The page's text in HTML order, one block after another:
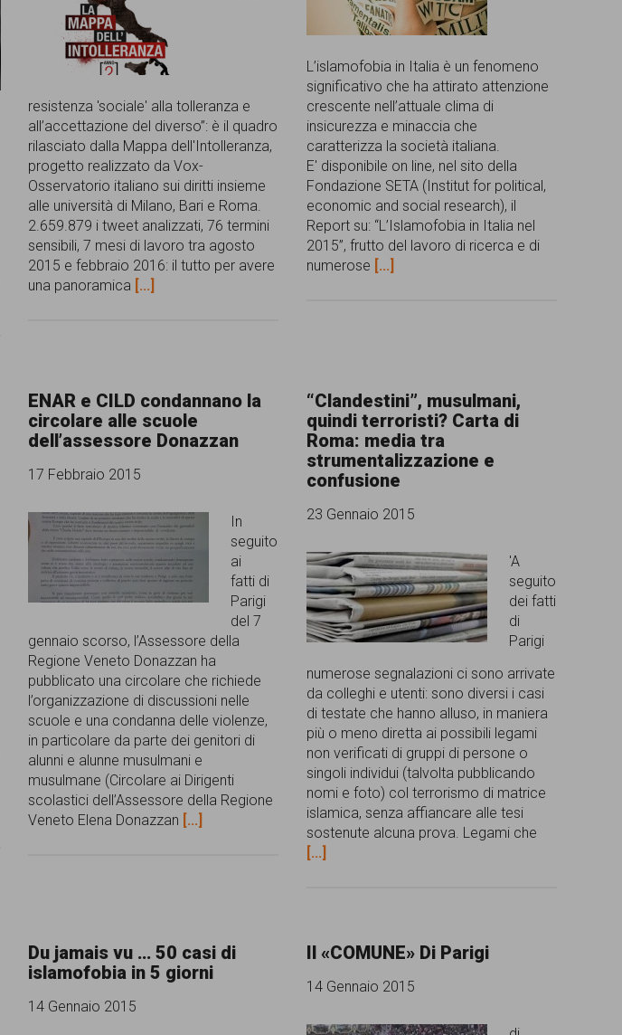
resistenza 'sociale' alla tolleranza e
all’accettazione del diverso”: è il quadro
rilasciato dalla Mappa dell'Intolleranza,
progetto realizzato da Vox-
Osservatorio italiano sui diritti insieme
alle università di Milano, Bari e Roma.
2.659.879 i tweet analizzati, 76 termini
sensibili, 7 mesi di lavoro tra agosto
2015 e febbraio 2016: il tutto per avere
una panoramica [...]
L’islamofobia in Italia è un fenomeno
significativo che ha attirato attenzione
crescente nell’attuale clima di
insicurezza e minaccia che
caratterizza la società italiana.
E' disponibile on line, nel sito della
Fondazione SETA (Institut for political,
economic and social research), il
Report su: “L’Islamofobia in Italia nel
2015”, frutto del lavoro di ricerca e di
numerose [...]
ENAR e CILD condannano la
circolare alle scuole
dell’assessore Donazzan
17 Febbraio 2015
In
seguito
ai
fatti di
Parigi
del 7
gennaio scorso, l’Assessore della
Regione Veneto Donazzan ha
pubblicato una circolare che richiede
l’organizzazione di discussioni nelle
scuole e una condanna delle violenze,
in particolare da parte dei genitori di
alunni e alunne musulmani e
musulmane (Circolare ai Dirigenti
scolastici dell’Assessore della Regione
Veneto Elena Donazzan [...]
“Clandestini”, musulmani,
quindi terroristi? Carta di
Roma: media tra
strumentalizzazione e
confusione
23 Gennaio 2015
'A
seguito
dei fatti
di
Parigi
numerose segnalazioni ci sono arrivate
da colleghi e utenti: sono diversi i casi
di testate che hanno alluso, in maniera
più o meno diretta ai possibili legami
non verificati di gruppi di persone o
singoli individui (talvolta pubblicando
nomi e foto) col terrorismo di matrice
islamica, senza affiancare alle tesi
sostenute alcuna prova. Legami che
[...]
Du jamais vu … 50 casi di
islamofobia in 5 giorni
14 Gennaio 2015
Il «COMUNE» Di Parigi
14 Gennaio 2015